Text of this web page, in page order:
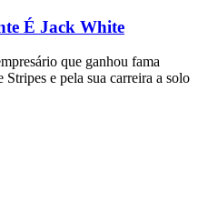
É Jack White
que ganhou fama
e pela sua carreira a solo